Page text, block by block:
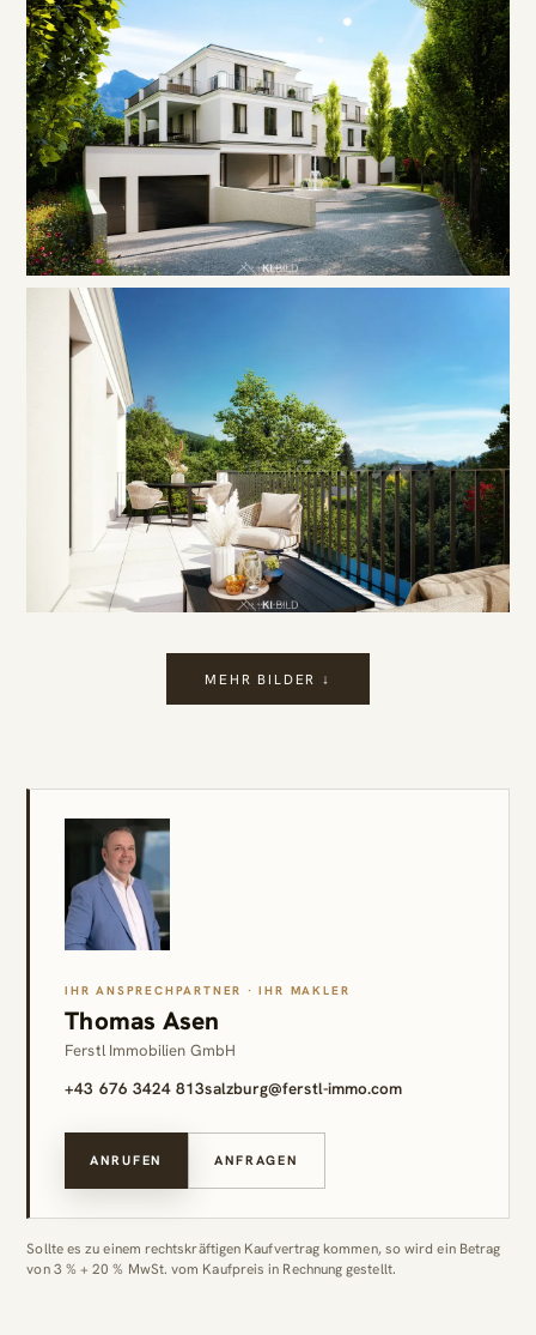
MEHR BILDER ↓
IHR ANSPRECHPARTNER · IHR MAKLER
Thomas Asen
Ferstl Immobilien GmbH
+43 676 3424 813salzburg@ferstl-immo.com
ANRUFEN ANFRAGEN
Sollte es zu einem rechtskräftigen Kaufvertrag kommen, so wird ein Betrag
von 3 % + 20 % MwSt. vom Kaufpreis in Rechnung gestellt.